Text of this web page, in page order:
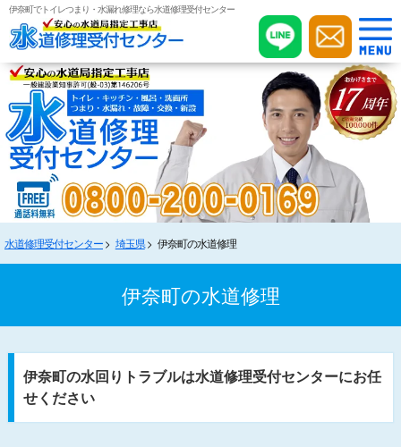
伊奈町でトイレつまり・水漏れ修理なら水道修理受付センター
水道修理受付センター 埼玉県 伊奈町の水道修理
伊奈町の水道修理
伊奈町の水回りトラブルは水道修理受付センターにお任
せください